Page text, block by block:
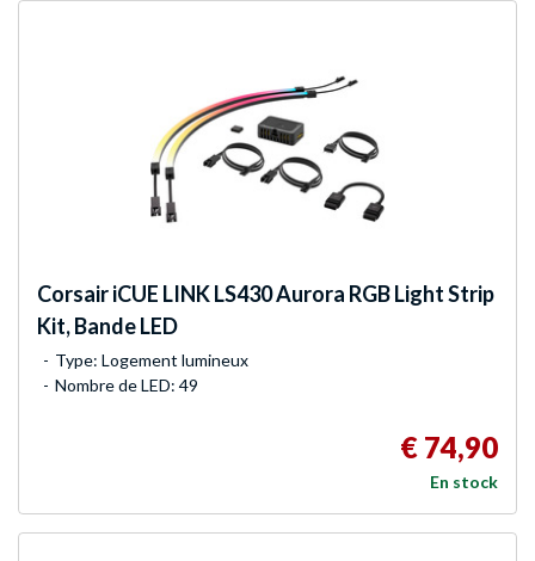
CorsairiCUE LINK LS430 Aurora RGB Light Strip
Kit, Bande LED
Type: Logement lumineux
Nombre de LED: 49
€ 74,90
En stock